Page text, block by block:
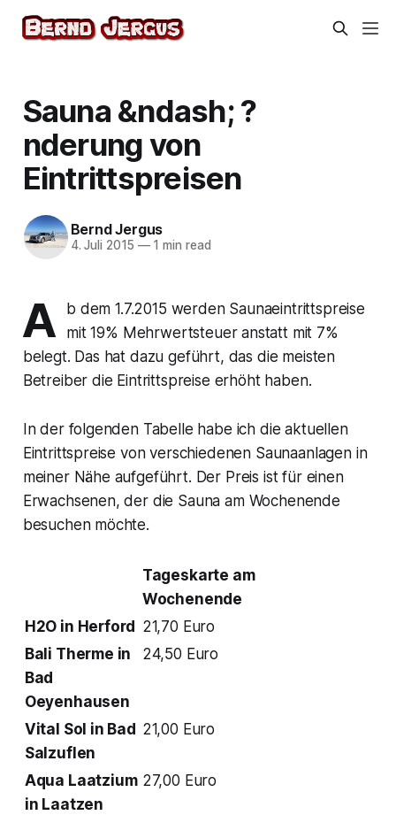
Sauna &ndash; ?
nderung von
Eintrittspreisen
Bernd Jergus
4. Juli 2015 —1 min read
A
b dem 1.7.2015 werden Saunaeintrittspreise
mit 19% Mehrwertsteuer anstatt mit 7%
belegt. Das hat dazu geführt, das die meisten
Betreiber die Eintrittspreise erhöht haben.
In der folgenden Tabelle habe ich die aktuellen
Eintrittspreise von verschiedenen Saunaanlagen in
meiner Nähe aufgeführt. Der Preis ist für einen
Erwachsenen, der die Sauna am Wochenende
besuchen möchte.
Tageskarte am
Wochenende
H2O in Herford 21,70 Euro
Bali Therme in
Bad
Oeyenhausen
24,50 Euro
Vital Sol in Bad
Salzuflen
21,00 Euro
Aqua Laatzium
in Laatzen
27,00 Euro